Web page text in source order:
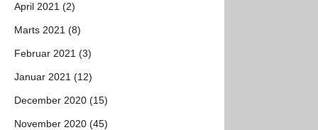
April 2021 (2)
Marts 2021 (8)
Februar 2021 (3)
Januar 2021 (12)
December 2020 (15)
November 2020 (45)